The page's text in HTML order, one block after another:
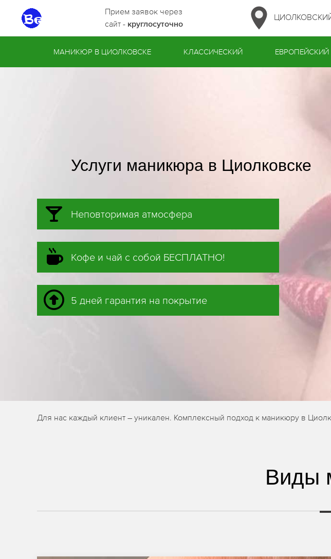
Прием заявок через
сайт - круглосуточно
МАНИКЮР В ЦИОЛКОВСКЕ КЛАССИЧЕСКИЙ ЕВРОПЕЙСКИЙ
Услуги маникюра в Циолковске
Неповторимая атмосфера
Кофе и чай с собой БЕСПЛАТНО!
5 дней гарантия на покрытие
Для нас каждый клиент – уникален. Комплексный подход к маникюру в
Виды